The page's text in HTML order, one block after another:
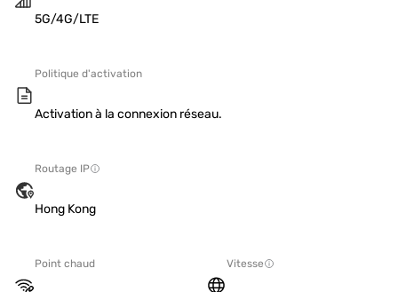
5G/4G/LTE
Politique d'activation
Activation à la connexion réseau.
Routage IP
Hong Kong
Point chaud Vitesse